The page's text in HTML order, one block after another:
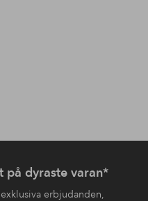
på dyraste varan*
erbjudanden,